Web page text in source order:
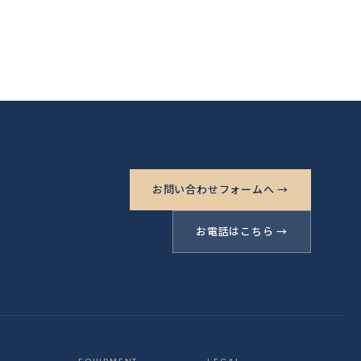
お問い合わせフォームへ →
お電話はこちら →